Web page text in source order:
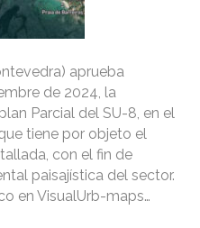
aprueba
de 2024, la
Parcial del SU-8, en el
tiene por objeto el
con el fin de
paisajística del sector.
en VisualUrb-maps…